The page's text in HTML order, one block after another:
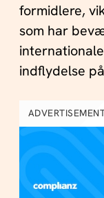
formidlere,
som har
indflydelse